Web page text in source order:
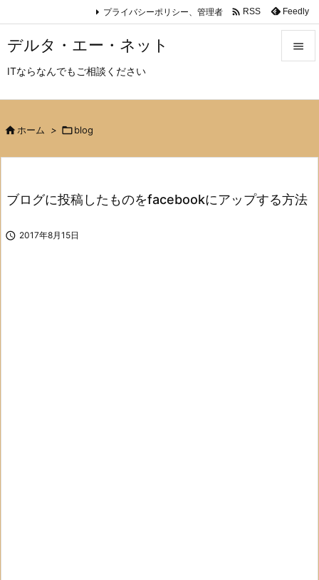
デルタ・エー・ネット
ITならなんでもご相談ください

次へ
プライバシーポリシー、管理者  RSS Feedly
 ホーム > blog
ブログに投稿したものをfacebookにアップする方法
 2017年8月15日